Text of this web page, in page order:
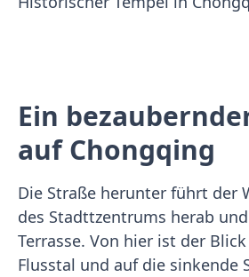
Ein
auf Chongqing
Die Straße herunter führt der
des Stadttzentrums herab
Terrasse. Von hier ist der
Flusstal und auf die sinkende